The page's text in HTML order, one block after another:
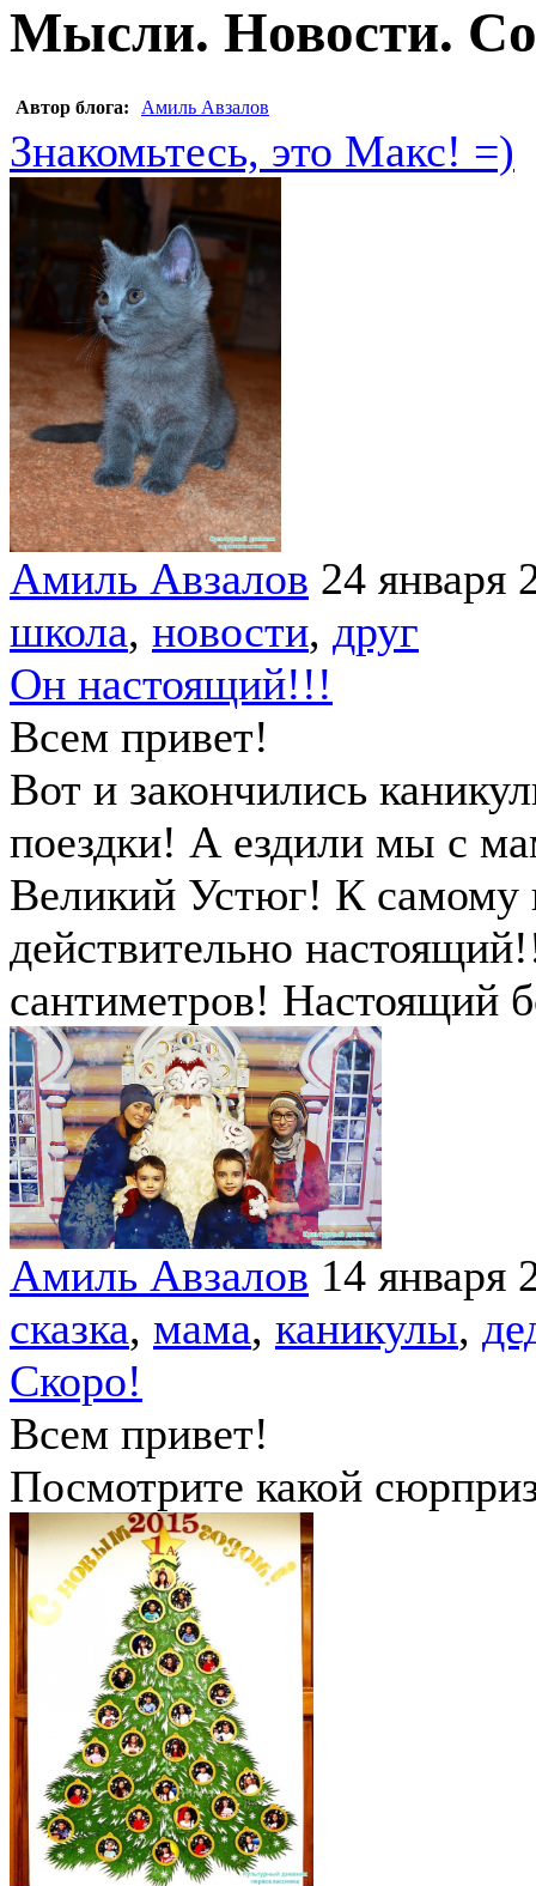
Мысли. Новости.
Автор блога: Амиль Авзалов
Знакомьтесь, это Макс! =)
Амиль Авзалов 24 января
школа, новости, друг
Он настоящий!!!
Всем привет!
Вот и закончились
поездки! А ездили мы с
Великий Устюг! К
действительно
сантиметров! Настоящий
Амиль Авзалов 14 января
сказка, мама, каникулы,
Скоро!
Всем привет!
Посмотрите какой